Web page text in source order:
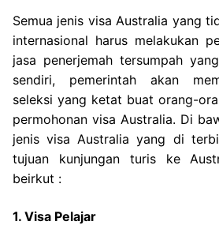
Semua jenis visa Australia yang
internasional harus melakukan
jasa penerjemah tersumpah
sendiri, pemerintah akan
seleksi yang ketat buat orang-
permohonan visa Australia. Di
jenis visa Australia yang di
tujuan kunjungan turis ke
beirkut :
1. Visa Pelajar